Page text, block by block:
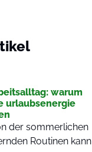
warum
urlaubsenergie
der sommerlichen
Routinen kann